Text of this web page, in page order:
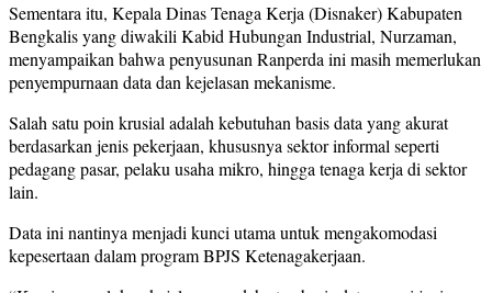
Sementara itu, Kepala Dinas Tenaga Kerja (Disnaker) Kabupaten
Bengkalis yang diwakili Kabid Hubungan Industrial, Nurzaman,
menyampaikan bahwa penyusunan Ranperda ini masih memerlukan
penyempurnaan data dan kejelasan mekanisme.
Salah satu poin krusial adalah kebutuhan basis data yang akurat
berdasarkan jenis pekerjaan, khususnya sektor informal seperti
pedagang pasar, pelaku usaha mikro, hingga tenaga kerja di sektor
lain.
Data ini nantinya menjadi kunci utama untuk mengakomodasi
kepesertaan dalam program BPJS Ketenagakerjaan.